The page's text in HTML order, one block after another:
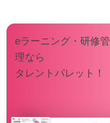
eラーニング・研修管
理なら
タレントパレット！